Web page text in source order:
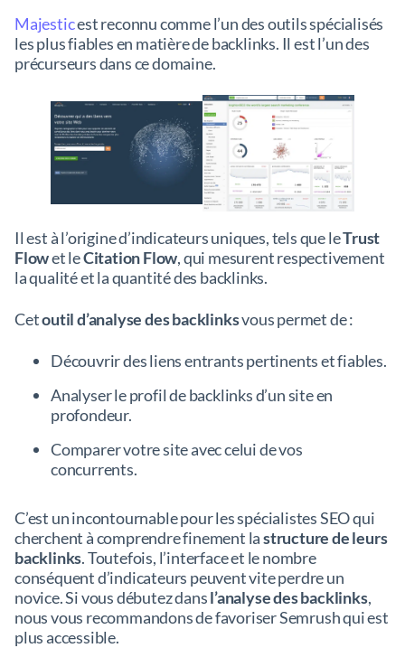
Majesticest reconnu comme l’un des outils spécialisés
les plus fiables en matière de backlinks. Il est l’un des
précurseurs dans ce domaine.
Il est à l’origine d’indicateurs uniques, tels que leTrust
Flowet leCitation Flow, qui mesurent respectivement
la qualité et la quantité des backlinks.
Cetoutil d’analyse des backlinksvous permet de :
Découvrir des liens entrants pertinents et fiables.
Analyser le profil de backlinks d’un site en
profondeur.
Comparer votre site avec celui de vos
concurrents.
C’est un incontournable pour les spécialistes SEO qui
cherchent à comprendre finement lastructure de leurs
backlinks. Toutefois, l’interface et le nombre
conséquent d’indicateurs peuvent vite perdre un
novice. Si vous débutez dansl’analyse des backlinks,
nous vous recommandons de favoriser Semrush qui est
plus accessible.